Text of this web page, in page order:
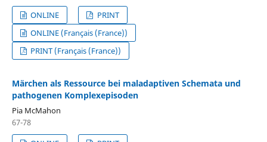
ONLINE
PRINT
ONLINE (Français (France))
PRINT (Français (France))
Märchen als Ressource bei maladaptiven Schemata und
pathogenen Komplexepisoden
Pia McMahon
67-78